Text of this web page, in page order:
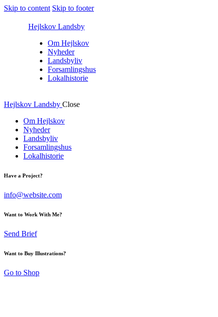
Skip to content Skip to footer
Hejlskov Landsby
Om Hejlskov
Nyheder
Landsbyliv
Forsamlingshus
Lokalhistorie
Hejlskov Landsby Close
Om Hejlskov
Nyheder
Landsbyliv
Forsamlingshus
Lokalhistorie
Have a Project?
info@website.com
Want to Work With Me?
Send Brief
Want to Buy Illustrations?
Go to Shop